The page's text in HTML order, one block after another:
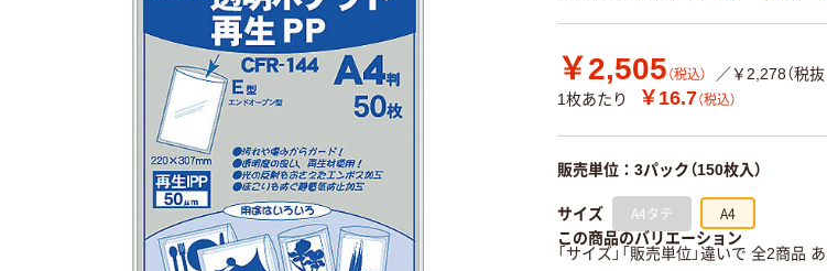
￥2,505 （税込）
／￥2,278（税抜
1枚あたり
￥16.7（税込）
販売単位：3パック（150枚入）
サイズ A4タテ A4
この商品のバリエーション
「サイズ」「販売単位」違いで 全2商品 あ